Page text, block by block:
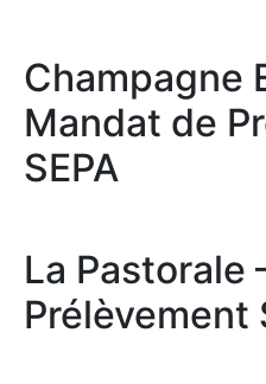
Champagne
Mandat de
SEPA
La Pastorale
Prélèvement